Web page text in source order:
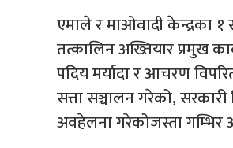
एमाले र माओवादी केन्द्रका
तत्कालिन अख्तियार प्रमुख
पदिय मर्यादा र आचरण
सत्ता सञ्चालन गरेको,
अवहेलना गरेकोजस्ता गम्भिर